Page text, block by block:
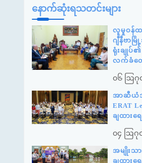
နောက်ဆုံးရသတင်းများ
လူမှုဝန်ထ
ဂျီနီဗာမ
ရုံးချုပ်
လက်ခံတွ
၀၆ ဩဂု
အာဆီယံအ
ERAT
ချထား
၀၄ ဩဂု
အမျိုးသ
ချထား